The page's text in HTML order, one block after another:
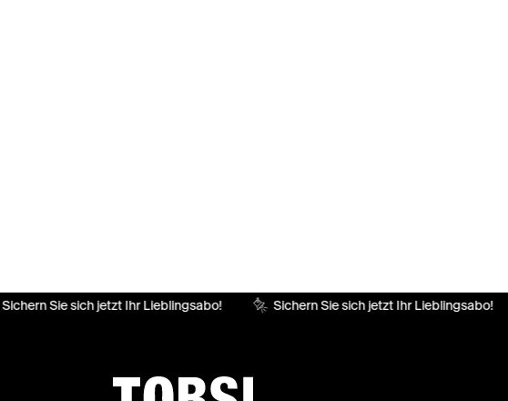
Sie sich jetzt Ihr Lieblingsabo! Sichern Sie sich jetzt Ihr Lieblingsabo!